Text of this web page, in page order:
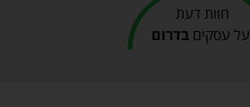
חוות דעת
על עסקים בדרום